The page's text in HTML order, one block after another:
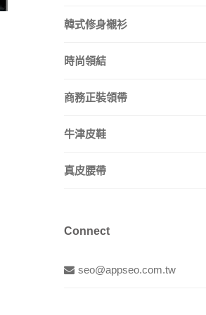
韓式修身襯衫
時尚領結
商務正裝領帶
牛津皮鞋
真皮腰帶
Connect
seo@appseo.com.tw